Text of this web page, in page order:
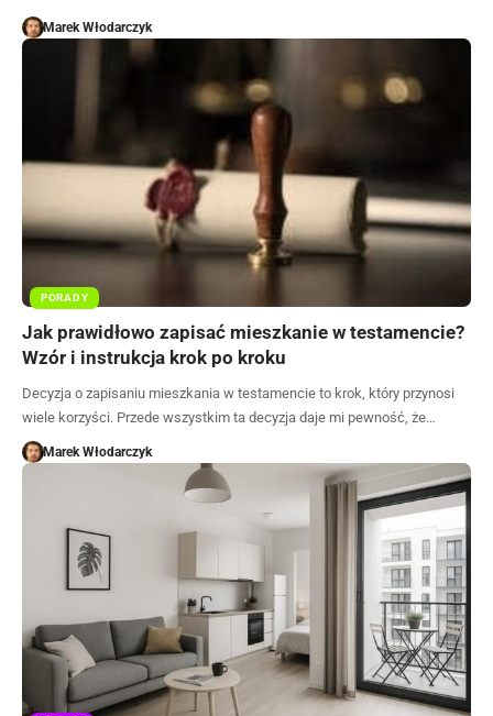
Marek Włodarczyk
PORADY
Jak prawidłowo zapisać mieszkanie w testamencie?
Wzór i instrukcja krok po kroku
Decyzja o zapisaniu mieszkania w testamencie to krok, który przynosi
wiele korzyści. Przede wszystkim ta decyzja daje mi pewność, że…
Marek Włodarczyk